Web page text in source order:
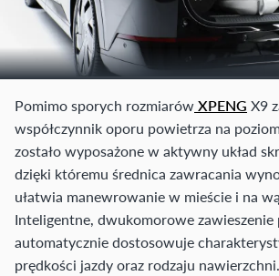
Pomimo sporych rozmiarówXPENG X9
współczynnik oporu powietrza na
zostało wyposażone w aktywny układ
dzięki któremu średnica zawracania
ułatwia manewrowanie w mieście i na
Inteligentne, dwukomorowe zawieszenie
automatycznie dostosowuje
prędkości jazdy oraz rodzaju nawierzchni.